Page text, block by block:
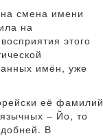
смена имени
на
этого
имён, уже
её фамилий
– Йо, то
В